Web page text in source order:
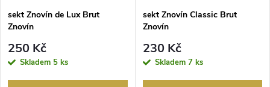
sekt Znovín de Lux Brut
Znovín
250 Kč
Skladem 5 ks
sekt Znovín Classic Brut
Znovín
230 Kč
Skladem 7 ks